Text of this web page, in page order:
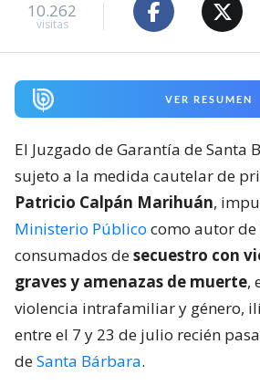
10.262
visitas
VER RESUMEN
El Juzgado de Garantía de Santa
sujeto a la medida cautelar de
Patricio Calpán Marihuán,
Ministerio Público como autor
consumados desecuestro con
graves y amenazas de muerte,
violencia intrafamiliar y género,
entre el 7 y 23 de julio recién
deSanta Bárbara.